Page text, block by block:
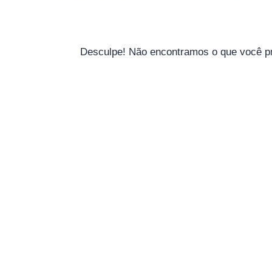
Desculpe! Não encontramos o que você